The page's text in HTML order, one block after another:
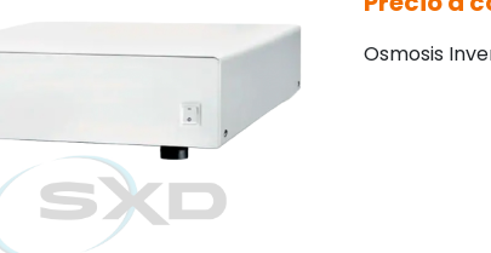
Osmosis